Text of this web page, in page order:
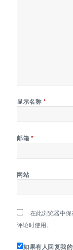
显示名称 *
邮箱 *
网站
在此浏览器中
评论时使用。
如果有人回复我